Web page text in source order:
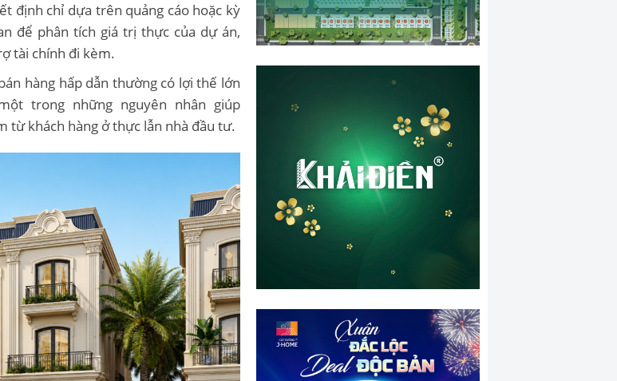
định chỉ dựa trên quảng cáo hoặc kỳ
để phân tích giá trị thực của dự án,
tài chính đi kèm.
hàng hấp dẫn thường có lợi thế lớn
trong những nguyên nhân giúp
từ khách hàng ở thực lẫn nhà đầu tư.